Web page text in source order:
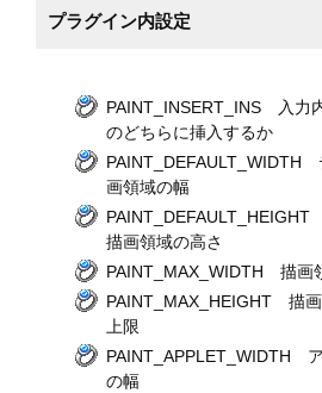
プラグイン内設定
PAINT_INSERT_INS 入力
のどちらに挿入するか
PAINT_DEFAULT_WIDTH
画領域の幅
描画領域の高さ
PAINT_MAX_WIDTH 描画
PAINT_MAX_HEIGHT 描
上限
PAINT_APPLET_WIDTH
の幅